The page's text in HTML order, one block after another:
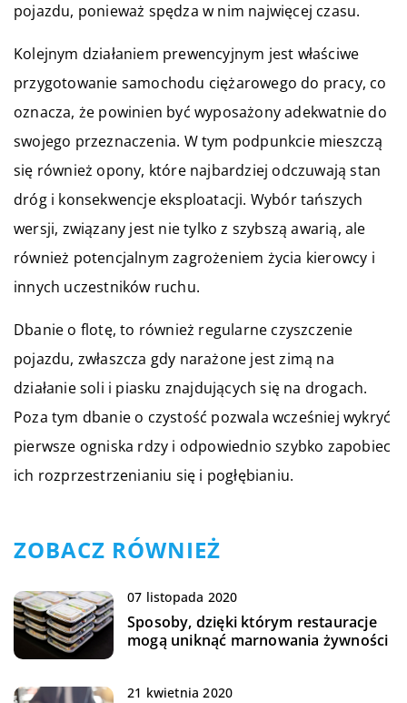
pojazdu, ponieważ spędza w nim najwięcej czasu.
Kolejnym działaniem prewencyjnym jest właściwe
przygotowanie samochodu ciężarowego do pracy, co
oznacza, że powinien być wyposażony adekwatnie do
swojego przeznaczenia. W tym podpunkcie mieszczą
się również opony, które najbardziej odczuwają stan
dróg i konsekwencje eksploatacji. Wybór tańszych
wersji, związany jest nie tylko z szybszą awarią, ale
również potencjalnym zagrożeniem życia kierowcy i
innych uczestników ruchu.
Dbanie o flotę, to również regularne czyszczenie
pojazdu, zwłaszcza gdy narażone jest zimą na
działanie soli i piasku znajdujących się na drogach.
Poza tym dbanie o czystość pozwala wcześniej wykryć
pierwsze ogniska rdzy i odpowiednio szybko zapobiec
ich rozprzestrzenianiu się i pogłębianiu.
ZOBACZ RÓWNIEŻ
07 listopada 2020
Sposoby, dzięki którym restauracje
mogą uniknąć marnowania żywności
21 kwietnia 2020